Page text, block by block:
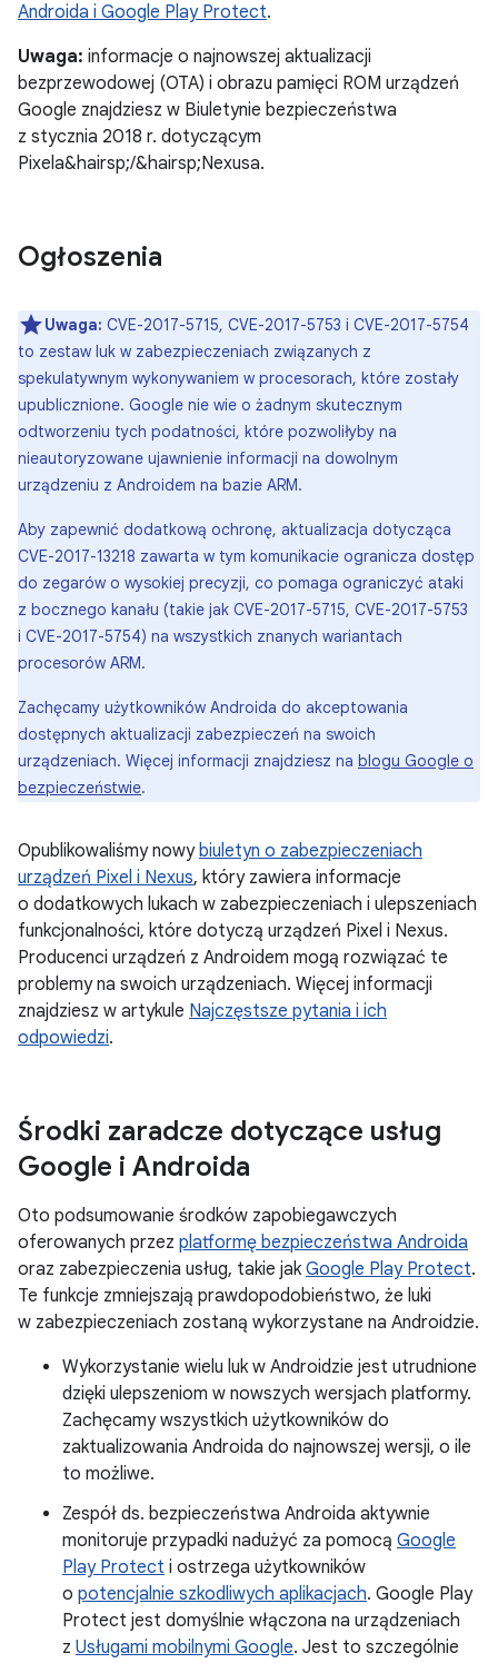
Androida i Google Play Protect.
Uwaga: informacje o najnowszej aktualizacji
bezprzewodowej (OTA) i obrazu pamięci ROM urządzeń
Google znajdziesz w Biuletynie bezpieczeństwa
z stycznia 2018 r. dotyczącym
Pixela&hairsp;/&hairsp;Nexusa.
Ogłoszenia
Uwaga: CVE-2017-5715, CVE-2017-5753 i CVE-2017-5754
to zestaw luk w zabezpieczeniach związanych z
spekulatywnym wykonywaniem w procesorach, które zostały
upublicznione. Google nie wie o żadnym skutecznym
odtworzeniu tych podatności, które pozwoliłyby na
nieautoryzowane ujawnienie informacji na dowolnym
urządzeniu z Androidem na bazie ARM.
Aby zapewnić dodatkową ochronę, aktualizacja dotycząca
CVE-2017-13218 zawarta w tym komunikacie ogranicza dostęp
do zegarów o wysokiej precyzji, co pomaga ograniczyć ataki
z bocznego kanału (takie jak CVE-2017-5715, CVE-2017-5753
i CVE-2017-5754) na wszystkich znanych wariantach
procesorów ARM.
Zachęcamy użytkowników Androida do akceptowania
dostępnych aktualizacji zabezpieczeń na swoich
urządzeniach. Więcej informacji znajdziesz na blogu Google o
bezpieczeństwie.
Opublikowaliśmy nowybiuletyn o zabezpieczeniach
urządzeń Pixel i Nexus, który zawiera informacje
o dodatkowych lukach w zabezpieczeniach i ulepszeniach
funkcjonalności, które dotyczą urządzeń Pixel i Nexus.
Producenci urządzeń z Androidem mogą rozwiązać te
problemy na swoich urządzeniach. Więcej informacji
znajdziesz w artykule Najczęstsze pytania i ich
odpowiedzi.
Środki zaradcze dotyczące usług
Google i Androida
Oto podsumowanie środków zapobiegawczych
oferowanych przez platformę bezpieczeństwa Androida
oraz zabezpieczenia usług, takie jak Google Play Protect.
Te funkcje zmniejszają prawdopodobieństwo, że luki
w zabezpieczeniach zostaną wykorzystane na Androidzie.
Wykorzystanie wielu luk w Androidzie jest utrudnione
dzięki ulepszeniom w nowszych wersjach platformy.
Zachęcamy wszystkich użytkowników do
zaktualizowania Androida do najnowszej wersji, o ile
to możliwe.
Zespół ds. bezpieczeństwa Androida aktywnie
monitoruje przypadki nadużyć za pomocą Google
Play Protect i ostrzega użytkowników
o potencjalnie szkodliwych aplikacjach. Google Play
Protect jest domyślnie włączona na urządzeniach
z Usługami mobilnymi Google. Jest to szczególnie